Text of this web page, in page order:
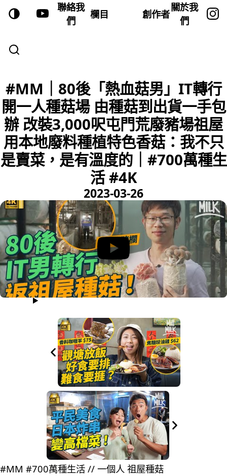
聯絡我
們
欄目 創作者
關於我
們
#MM｜80後「熱血菇男」IT轉行
開一人種菇場 由種菇到出貨一手包
辦 改裝3,000呎屯門荒廢豬場祖屋
用本地廢料種植特色香菇：我不只
是賣菜，是有溫度的｜#700萬種生
活 #4K
2023-03-26
#MM #700萬種生活 // 一個人 祖屋種菇